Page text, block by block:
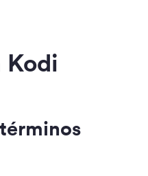
Kodi